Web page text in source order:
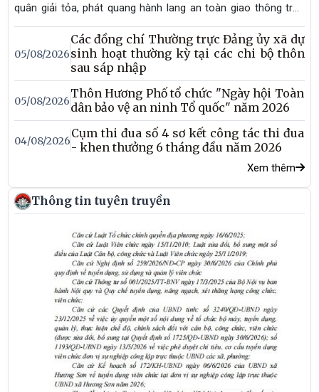
quân giải tỏa, phát quang hành lang an toàn giao thông trên
tuyến đường 8B, với chiều dài khoảng 8 km. Đây là hoạt động
thiết thực nhằm chỉnh trang cảnh quan, bảo đảm an toàn giao
thông và góp phần xây dựng môi trường nông thôn sáng -
xanh - sạch - đẹp. Đồng chí Trần Quang Thắng - Phó Bí thư
TT Đảng ủy; đồng chí Hồ Thái Sơn - Chủ tịch UBND xã và
đồng chí Trần Tuấn Khoa - UVBTV, Phó Chủ tịch UBND xã đã
đi kiểm tra và động viên phong trào.
05/08/2026
Các đồng chí Thường trực Đảng ủy xã dự
sinh hoạt thường kỳ tại các chi bộ thôn
sau sáp nhập
05/08/2026
Thôn Hương Phố tổ chức "Ngày hội Toàn
dân bảo vệ an ninh Tổ quốc" năm 2026
04/08/2026
Cụm thi đua số 4 sơ kết công tác thi đua
- khen thưởng 6 tháng đầu năm 2026
Xem thêm
Thông tin tuyên truyền